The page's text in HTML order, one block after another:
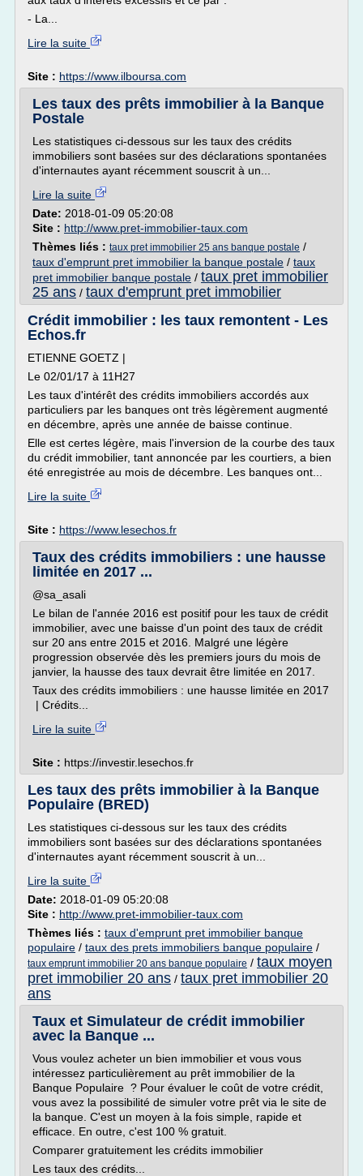
- La...
Lire la suite
Site : https://www.ilboursa.com
Les taux des prêts immobilier à la Banque
Postale
Les statistiques ci-dessous sur les taux des crédits
immobiliers sont basées sur des déclarations spontanées
d'internautes ayant récemment souscrit à un...
Lire la suite
Date: 2018-01-09 05:20:08
Site : http://www.pret-immobilier-taux.com
Thèmes liés : taux pret immobilier 25 ans banque postale /
taux d'emprunt pret immobilier la banque postale / taux
pret immobilier banque postale / taux pret immobilier
25 ans / taux d'emprunt pret immobilier
Crédit immobilier : les taux remontent - Les
Echos.fr
ETIENNE GOETZ |
Le 02/01/17 à 11H27
Les taux d'intérêt des crédits immobiliers accordés aux
particuliers par les banques ont très légèrement augmenté
en décembre, après une année de baisse continue.
Elle est certes légère, mais l'inversion de la courbe des taux
du crédit immobilier, tant annoncée par les courtiers, a bien
été enregistrée au mois de décembre. Les banques ont...
Lire la suite
Site : https://www.lesechos.fr
Taux des crédits immobiliers : une hausse
limitée en 2017 ...
@sa_asali
Le bilan de l'année 2016 est positif pour les taux de crédit
immobilier, avec une baisse d'un point des taux de crédit
sur 20 ans entre 2015 et 2016. Malgré une légère
progression observée dès les premiers jours du mois de
janvier, la hausse des taux devrait être limitée en 2017.
Taux des crédits immobiliers : une hausse limitée en 2017
| Crédits...
Lire la suite
Site : https://investir.lesechos.fr
Les taux des prêts immobilier à la Banque
Populaire (BRED)
Les statistiques ci-dessous sur les taux des crédits
immobiliers sont basées sur des déclarations spontanées
d'internautes ayant récemment souscrit à un...
Lire la suite
Date: 2018-01-09 05:20:08
Site : http://www.pret-immobilier-taux.com
Thèmes liés : taux d'emprunt pret immobilier banque
populaire / taux des prets immobiliers banque populaire /
taux emprunt immobilier 20 ans banque populaire / taux moyen
pret immobilier 20 ans / taux pret immobilier 20
ans
Taux et Simulateur de crédit immobilier
avec la Banque ...
Vous voulez acheter un bien immobilier et vous vous
intéressez particulièrement au prêt immobilier de la
Banque Populaire ? Pour évaluer le coût de votre crédit,
vous avez la possibilité de simuler votre prêt via le site de
la banque. C'est un moyen à la fois simple, rapide et
efficace. En outre, c'est 100 % gratuit.
Comparer gratuitement les crédits immobilier
Les taux des crédits...